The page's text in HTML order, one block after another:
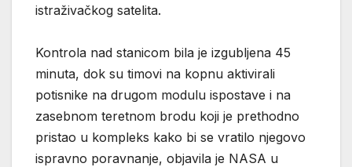
istraživačkog satelita.
Kontrola nad stanicom bila je izgubljena 45
minuta, dok su timovi na kopnu aktivirali
potisnike na drugom modulu ispostave i na
zasebnom teretnom brodu koji je prethodno
pristao u kompleks kako bi se vratilo njegovo
ispravno poravnanje, objavila je NASA u